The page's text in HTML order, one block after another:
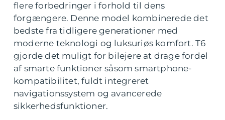
flere forbedringer i forhold til dens
forgængere. Denne model kombinerede det
bedste fra tidligere generationer med
moderne teknologi og luksuriøs komfort. T6
gjorde det muligt for bilejere at drage fordel
af smarte funktioner såsom smartphone-
kompatibilitet, fuldt integreret
navigationssystem og avancerede
sikkerhedsfunktioner.